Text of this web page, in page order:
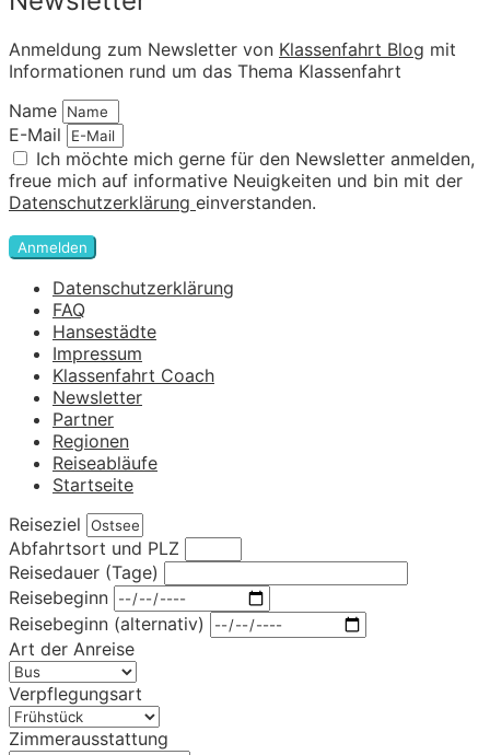
Anmeldung zum Newsletter von Klassenfahrt Blog mit
Informationen rund um das Thema Klassenfahrt
Name
E-Mail
Ich möchte mich gerne für den Newsletter anmelden,
freue mich auf informative Neuigkeiten und bin mit der
Datenschutzerklärung einverstanden.
Anmelden
Datenschutzerklärung
FAQ
Hansestädte
Impressum
Klassenfahrt Coach
Newsletter
Partner
Regionen
Reiseabläufe
Startseite
Reiseziel
Abfahrtsort und PLZ
Reisedauer (Tage)
Reisebeginn
Reisebeginn (alternativ)
Art der Anreise
Verpflegungsart
Zimmerausstattung